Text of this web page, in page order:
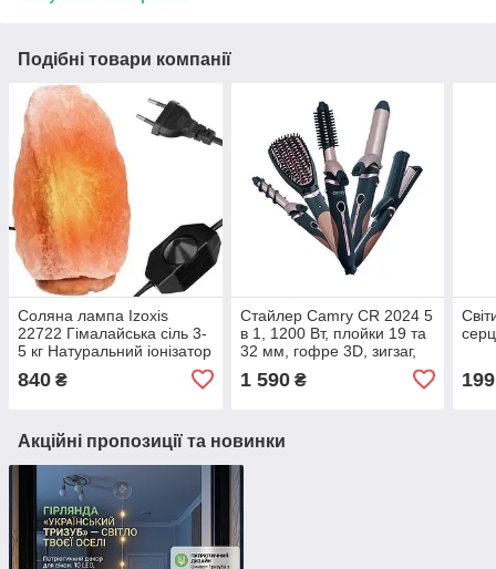
Подібні товари компанії
Соляна лампа Izoxis
22722 Гімалайська сіль 3-
5 кг Натуральний іонізатор
840 ₴
Стайлер Camry CR 2024 5
в 1, 1200 Вт, плойки 19 та
32 мм, гофре 3D, зигзаг,
керамічні насадки
1 590₴ 199
Акційні пропозиції та новинки